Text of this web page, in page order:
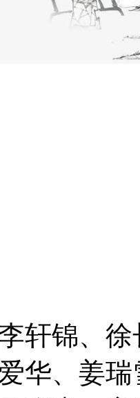
锦、徐
华、姜